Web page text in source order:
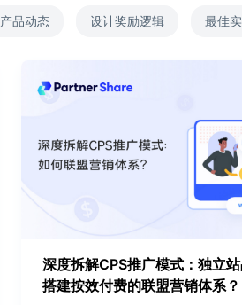
深度拆解CPS推广模式：独立
搭建按效付费的联盟营销体系？
产品动态 设计奖励逻辑 最佳